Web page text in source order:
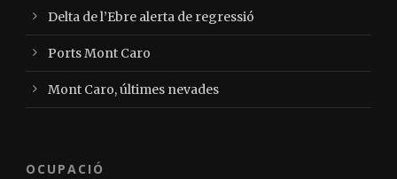
Delta de l’Ebre alerta de regressió
Ports Mont Caro
Mont Caro, últimes nevades
OCUPACIÓ